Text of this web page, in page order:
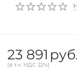
23 891
(в т.ч. НДС 22%)